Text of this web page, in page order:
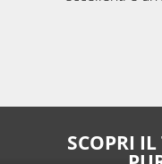
SCOPRI